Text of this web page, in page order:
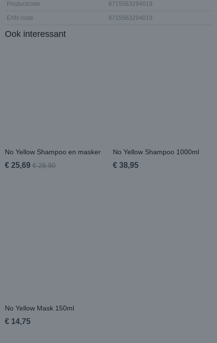
Productcode 8715563294019
EAN code 8715563294019
Ook interessant
No Yellow Shampoo en masker
€ 25,69 € 28,90
No Yellow Shampoo 1000ml
€ 38,95
No Yellow Mask 150ml
€ 14,75